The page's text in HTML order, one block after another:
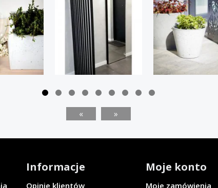
« »
Informacje
Opinie klientów
Moje konto
Moje zamówienia